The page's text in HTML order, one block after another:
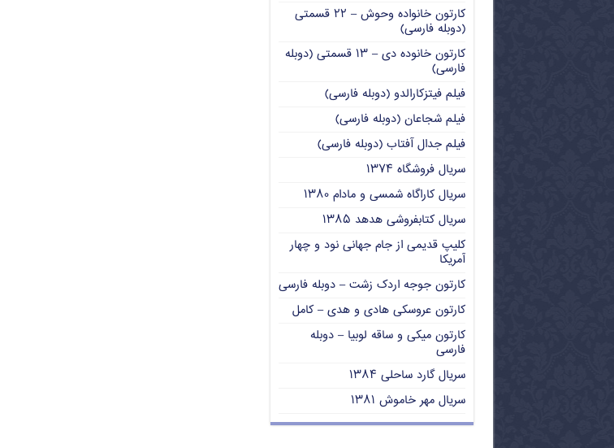
کارتون خانواده وحوش – ۲۲ قسمتی
(دوبله فارسی)
کارتون خانوده دی – ۱۳ قسمتی (دوبله
فارسی)
فیلم فیتزکارالدو (دوبله فارسی)
فیلم شجاعان (دوبله فارسی)
فیلم جدال آفتاب (دوبله فارسی)
سریال فروشگاه ۱۳۷۴
سریال کاراگاه شمسی و مادام ۱۳۸۰
سریال کتابفروشی هدهد ۱۳۸۵
کلیپ قدیمی از جام جهانی نود و چهار
آمریکا
کارتون جوجه اردک زشت – دوبله فارسی
کارتون عروسکی هادی و هدی – کامل
کارتون میکی و ساقه لوبیا – دوبله
فارسی
سریال گارد ساحلی ۱۳۸۴
سریال مهر خاموش ۱۳۸۱